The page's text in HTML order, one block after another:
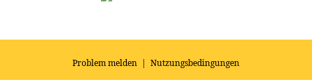
Problem melden | Nutzungsbedingungen